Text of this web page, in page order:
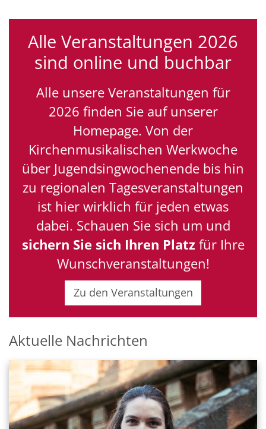
Alle Veranstaltungen 2026
sind online und buchbar
Alle unsere Veranstaltungen für
2026 finden Sie auf unserer
Homepage. Von der
Kirchenmusikalischen Werkwoche
über Jugendsingwochenende bis hin
zu regionalen Tagesveranstaltungen
ist hier wirklich für jeden etwas
dabei. Schauen Sie sich um und
sichern Sie sich Ihren Platz für Ihre
Wunschveranstaltungen!
Zu den Veranstaltungen
Aktuelle Nachrichten